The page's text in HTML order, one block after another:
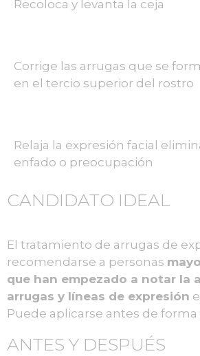
Recoloca y levanta la ceja
Corrige las arrugas que se
en el tercio superior del rostro
Relaja la expresión facial
enfado o preocupación
CANDIDATO IDEAL
El tratamiento de arrugas de
recomendarse a personas
que han empezado a notar la
arrugas y líneas de expresión
Puede aplicarse antes de forma
ANTES Y DESPUÉS